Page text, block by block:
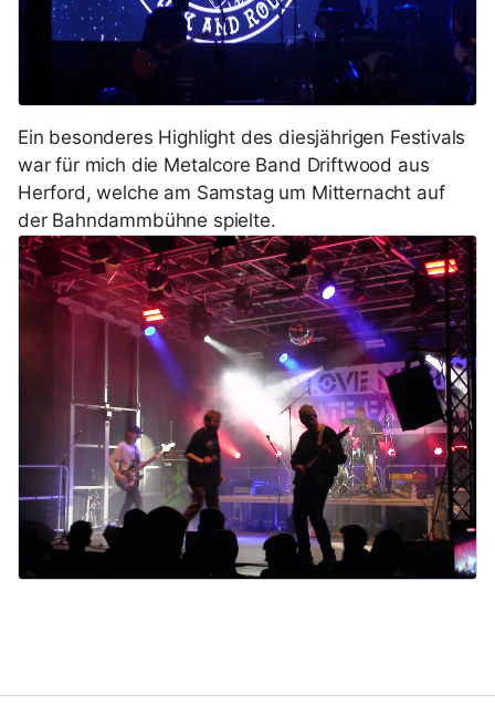
Ein besonderes Highlight des diesjährigen Festivals
war für mich die Metalcore Band Driftwood aus
Herford, welche am Samstag um Mitternacht auf
der Bahndammbühne spielte.